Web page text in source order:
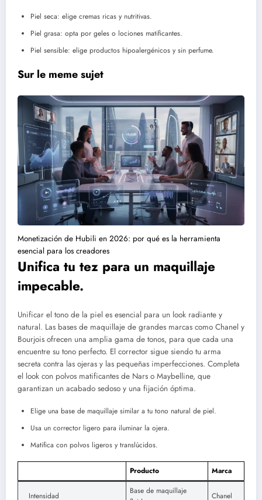
Piel seca: elige cremas ricas y nutritivas.
Piel grasa: opta por geles o lociones matificantes.
Piel sensible: elige productos hipoalergénicos y sin perfume.
Sur le meme sujet
Monetización de Hubili en 2026: por qué es la herramienta
esencial para los creadores
Unifica tu tez para un maquillaje
impecable.
Unificar el tono de la piel es esencial para un look radiante y
natural. Las bases de maquillaje de grandes marcas como Chanel y
Bourjois ofrecen una amplia gama de tonos, para que cada una
encuentre su tono perfecto. El corrector sigue siendo tu arma
secreta contra las ojeras y las pequeñas imperfecciones. Completa
el look con polvos matificantes de Nars o Maybelline, que
garantizan un acabado sedoso y una fijación óptima.
Elige una base de maquillaje similar a tu tono natural de piel.
Usa un corrector ligero para iluminar la ojera.
Matifica con polvos ligeros y translúcidos.
Producto Marca
Intensidad
Base de maquillaje
Chanel